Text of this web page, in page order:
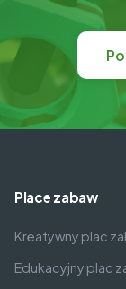
Place zabaw
Kreatywny plac
Edukacyjny plac